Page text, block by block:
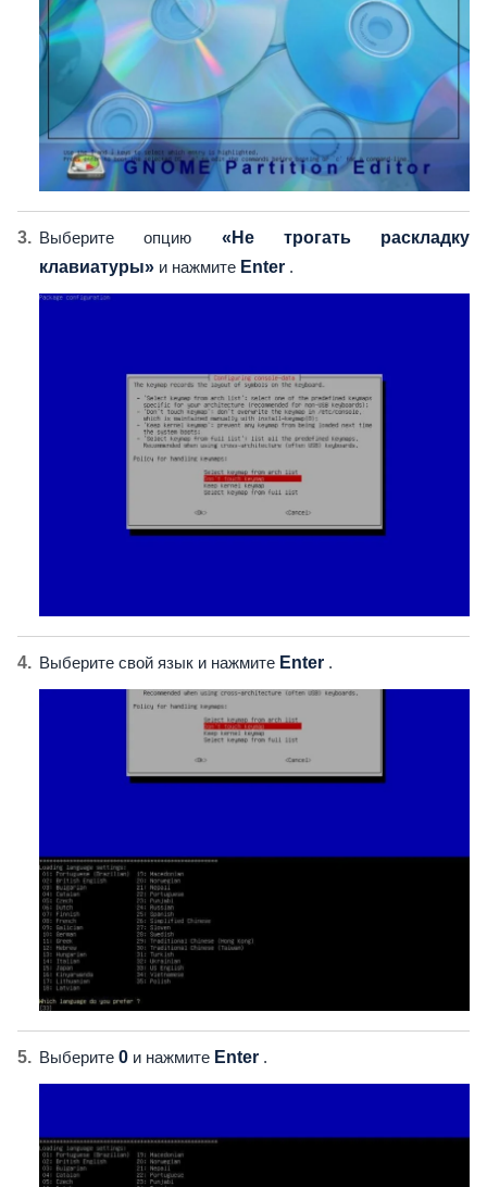
Выберите опцию «Не трогать раскладку
клавиатуры» и нажмите Enter .
Выберите свой язык и нажмите Enter .
Выберите 0 и нажмите Enter .